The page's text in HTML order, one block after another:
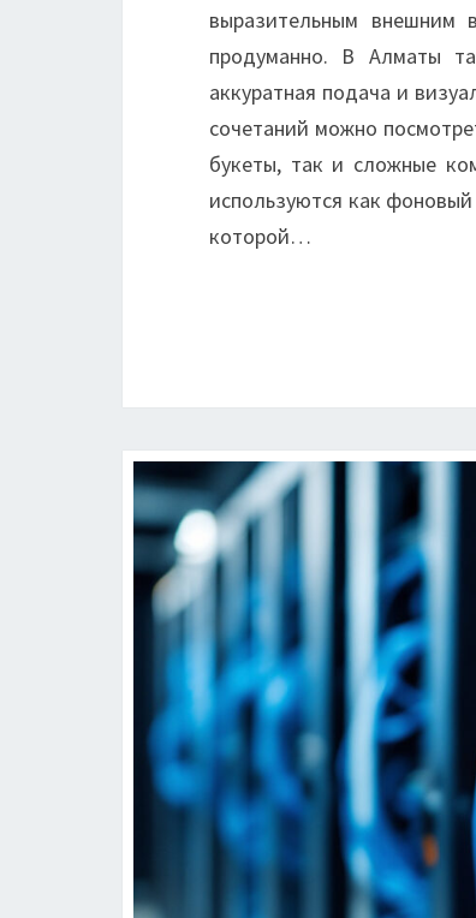
выразительным внешним
продуманно. В Алматы
аккуратная подача и
сочетаний можно
букеты, так и сложные
используются как
которой…